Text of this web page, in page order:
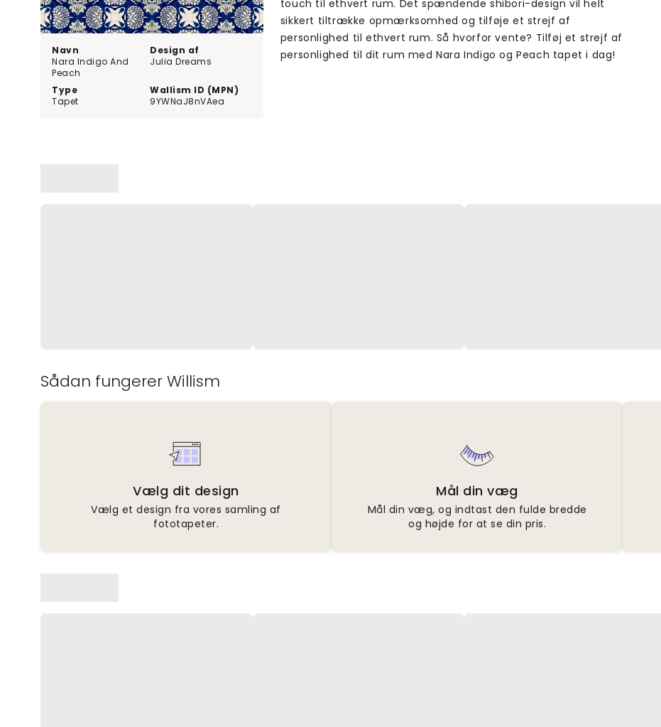
Navn
Nara Indigo And
Peach
Design af
Julia Dreams
Type
Tapet
Wallism ID (MPN)
9YWNaJ8nVAea
touch til ethvert rum. Det spændende shibori-design vil helt
sikkert tiltrække opmærksomhed og tilføje et strejf af
personlighed til ethvert rum. Så hvorfor vente? Tilføj et strejf af
personlighed til dit rum med Nara Indigo og Peach tapet i dag!
Sådan fungerer Willism
Vælg dit design
Vælg et design fra vores samling af
fototapeter.
Mål din væg
Mål din væg, og indtast den fulde bredde
og højde for at se din pris.